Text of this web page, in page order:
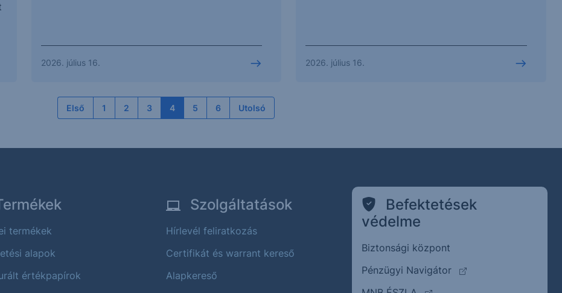
2026. július 16. 2026. július 16.
Első 1 2 3 4 5 6 Utolsó
termékek
alapok
értékpapírok
Szolgáltatások
Hírlevél feliratkozás
Certifikát és warrant kereső
Alapkereső
Befektetések
védelme
Biztonsági központ
Pénzügyi Navigátor
(külső oldalra ugrik)